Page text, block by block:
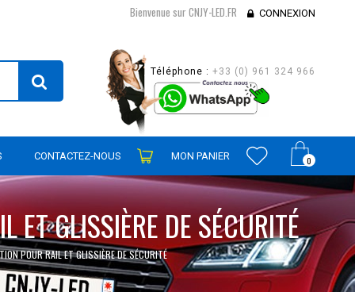
Bienvenue sur CNJY-LED.FR CONNEXION
Téléphone : +33 (0) 961 324 966
0
CONTACTEZ-NOUS MON PANIER
GLISSIÈRE DE SÉCURITÉ
POUR RAIL ET GLISSIÈRE DE SÉCURITÉ